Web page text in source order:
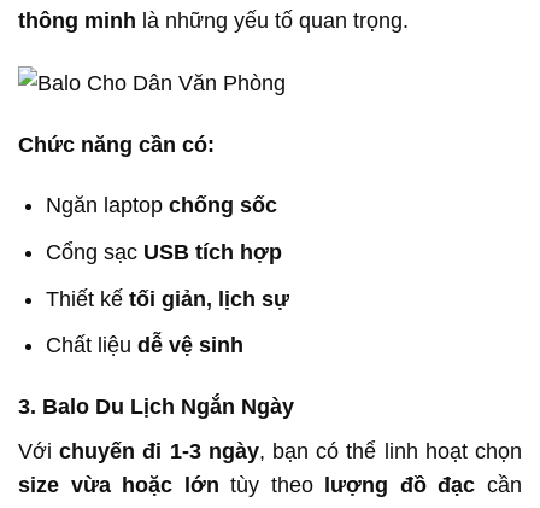
thông minh là những yếu tố quan trọng.
Chức năng cần có:
Ngăn laptop chống sốc
Cổng sạc USB tích hợp
Thiết kế tối giản, lịch sự
Chất liệu dễ vệ sinh
3. Balo Du Lịch Ngắn Ngày
Vớichuyến đi 1-3 ngày, bạn có thể linh hoạt chọn
size vừa hoặc lớn tùy theo lượng đồ đạc cần